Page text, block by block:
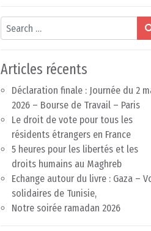
Search
Articles récents
Déclaration finale : Journée du 2
2026 – Bourse de Travail – Paris
Le droit de vote pour tous les
résidents étrangers en France
5 heures pour les libertés et les
droits humains au Maghreb
Echange autour du livre : Gaza –
solidaires de Tunisie,
Notre soirée ramadan 2026